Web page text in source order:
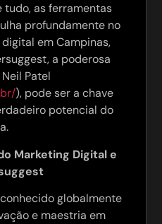
tudo, as ferramentas
profundamente no
em Campinas,
a poderosa
Patel
), pode ser a chave
potencial do
Marketing Digital e
globalmente
e maestria em